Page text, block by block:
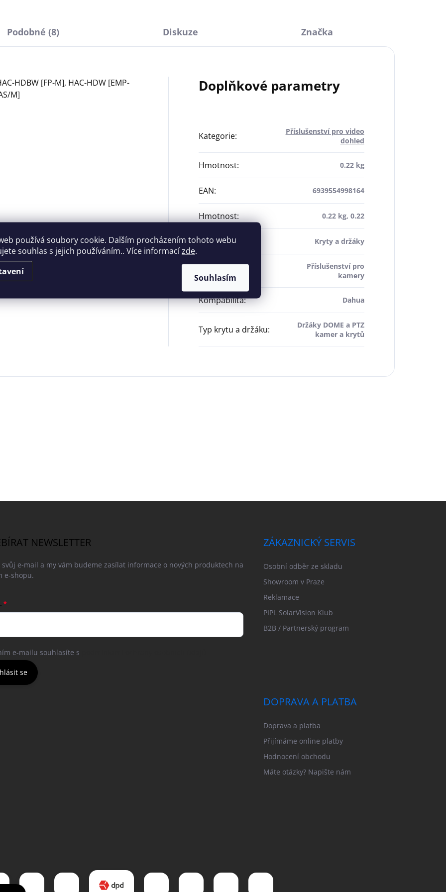
používá soubory cookie. Dalším procházením tohoto webu
souhlas s jejich používáním.. Více informacízde.
Souhlasím
Podobné (8) Diskuze Značka
HDBW [FP-M], HAC-HDW [EMP-
M]
Doplňkové parametry
Kategorie:
Příslušenství pro video
dohled
Hmotnost: 0.22 kg
EAN: 6939554998164
Hmotnost: 0.22 kg, 0.22
Příslušenství Kryty a držáky
Příslušenství pro
kamery
Kompabilita: Dahua
Typ krytu a držáku:
Držáky DOME a PTZ
kamer a krytů
NEWSLETTER
svůj e-mail a my vám budeme zasílat informace o nových produktech na
e-shopu.
e-mailu souhlasíte s
se
ZÁKAZNICKÝ SERVIS
Osobní odběr ze skladu
Showroom v Praze
Reklamace
PIPL SolarVision Klub
B2B / Partnerský program
DOPRAVA A PLATBA
Doprava a platba
Přijímáme online platby
Hodnocení obchodu
Máte otázky? Napište nám